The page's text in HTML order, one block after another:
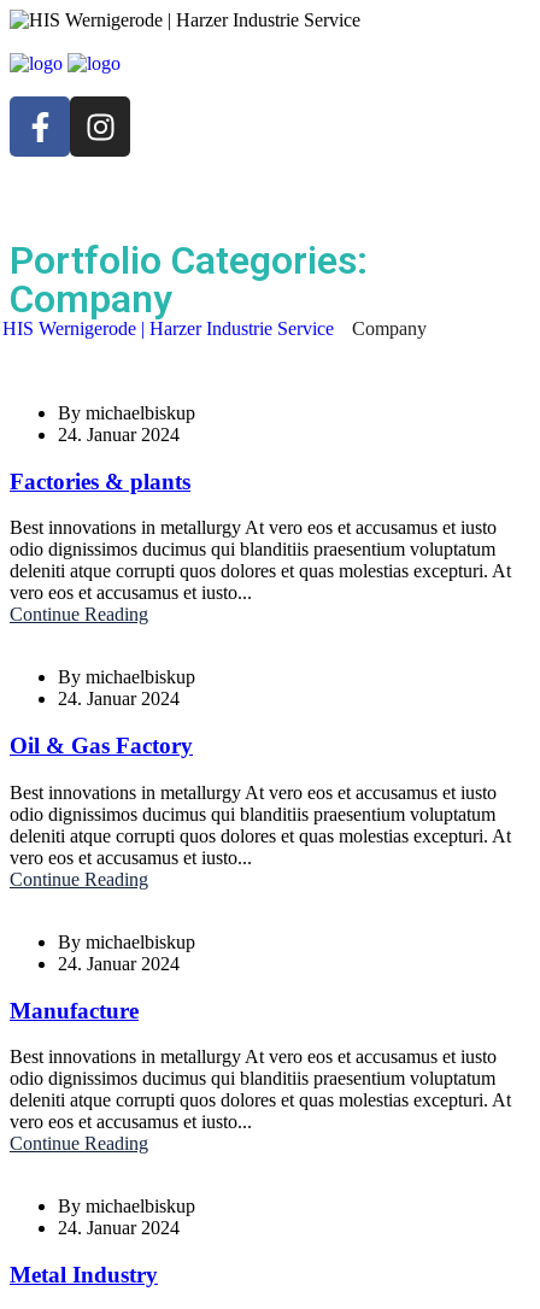
Portfolio Categories:
Company
HIS Wernigerode | Harzer Industrie Service Company
By michaelbiskup
24. Januar 2024
Factories & plants
Best innovations in metallurgy At vero eos et accusamus et iusto
odio dignissimos ducimus qui blanditiis praesentium voluptatum
deleniti atque corrupti quos dolores et quas molestias excepturi. At
vero eos et accusamus et iusto...
Continue Reading
By michaelbiskup
24. Januar 2024
Oil & Gas Factory
Best innovations in metallurgy At vero eos et accusamus et iusto
odio dignissimos ducimus qui blanditiis praesentium voluptatum
deleniti atque corrupti quos dolores et quas molestias excepturi. At
vero eos et accusamus et iusto...
Continue Reading
By michaelbiskup
24. Januar 2024
Manufacture
Best innovations in metallurgy At vero eos et accusamus et iusto
odio dignissimos ducimus qui blanditiis praesentium voluptatum
deleniti atque corrupti quos dolores et quas molestias excepturi. At
vero eos et accusamus et iusto...
Continue Reading
By michaelbiskup
24. Januar 2024
Metal Industry